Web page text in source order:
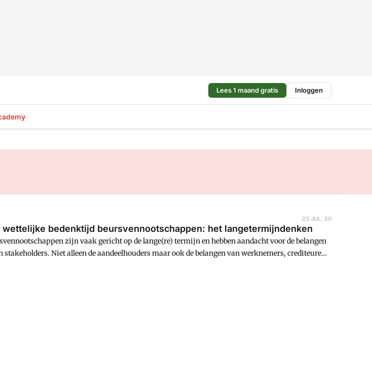
Lees 1 maand gratis Inloggen
23 JUL. 20
bedenktijd beursvennootschappen: het langetermijndenken
zijn vaak gericht op de lange(re) termijn en hebben aandacht voor de belangen
stakeholders. Niet alleen de aandeelhouders maar ook de belangen van werknemers, crediteuren,